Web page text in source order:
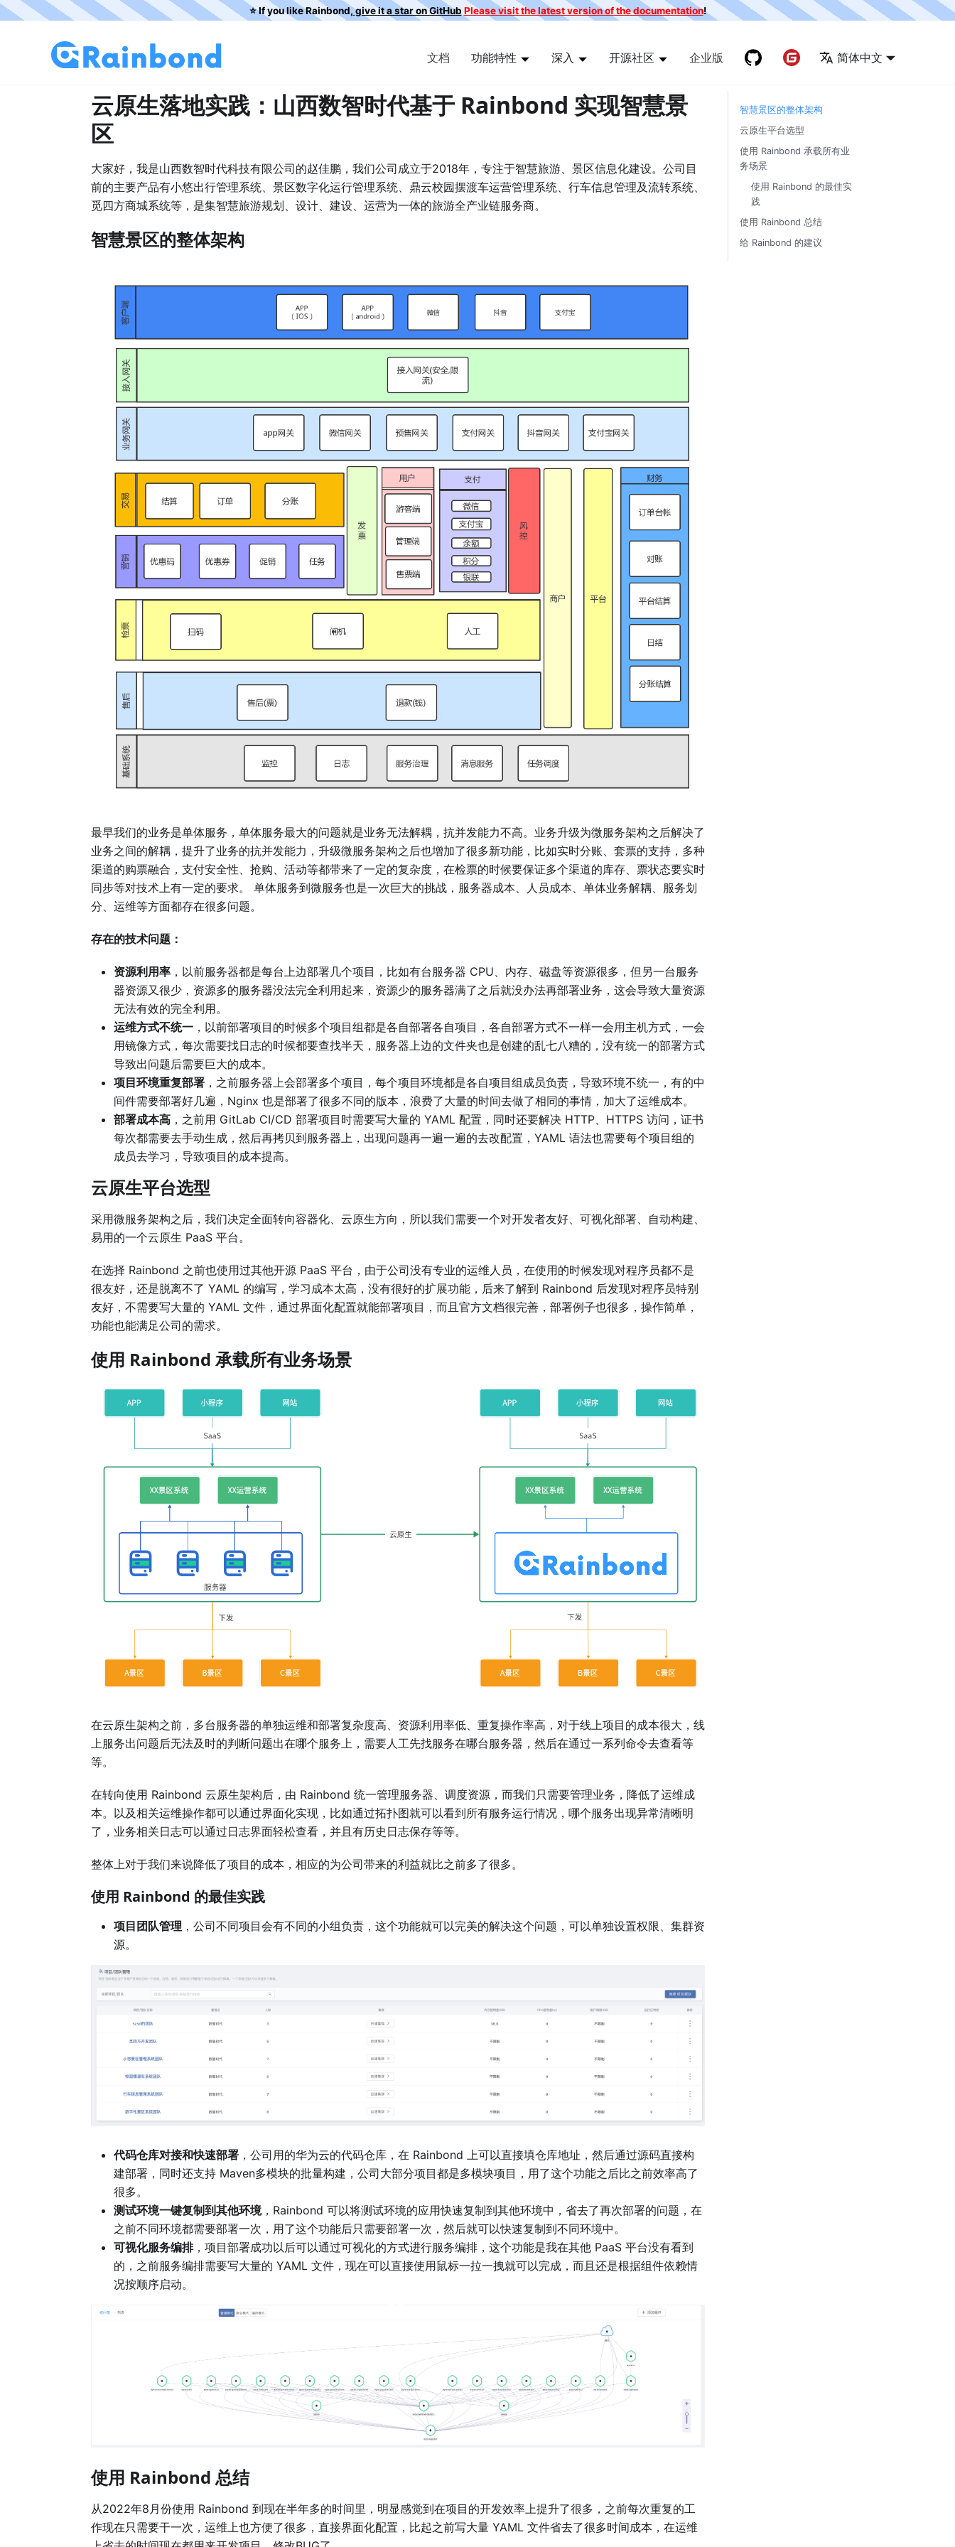
⭐️ If you like Rainbond,give it a star on GitHub Please visit the latest version of the documentation!
文档 功能特性 深入 开源社区 企业版 简体中文
云原生落地实践：山西数智时代基于 Rainbond 实现智慧景
区
大家好，我是山西数智时代科技有限公司的赵佳鹏，我们公司成立于2018年，专注于智慧旅游、景区信息化建设。公司目
前的主要产品有小悠出行管理系统、景区数字化运行管理系统、鼎云校园摆渡车运营管理系统、行车信息管理及流转系统、
觅四方商城系统等，是集智慧旅游规划、设计、建设、运营为一体的旅游全产业链服务商。
智慧景区的整体架构
最早我们的业务是单体服务，单体服务最大的问题就是业务无法解耦，抗并发能力不高。业务升级为微服务架构之后解决了
业务之间的解耦，提升了业务的抗并发能力，升级微服务架构之后也增加了很多新功能，比如实时分账、套票的支持，多种
渠道的购票融合，支付安全性、抢购、活动等都带来了一定的复杂度，在检票的时候要保证多个渠道的库存、票状态要实时
同步等对技术上有一定的要求。 单体服务到微服务也是一次巨大的挑战，服务器成本、人员成本、单体业务解耦、服务划
分、运维等方面都存在很多问题。
存在的技术问题：
资源利用率 ，以前服务器都是每台上边部署几个项目，比如有台服务器 CPU、内存、磁盘等资源很多，但另一台服务
器资源又很少，资源多的服务器没法完全利用起来，资源少的服务器满了之后就没办法再部署业务，这会导致大量资源
无法有效的完全利用。
运维方式不统一 ，以前部署项目的时候多个项目组都是各自部署各自项目，各自部署方式不一样一会用主机方式，一会
用镜像方式，每次需要找日志的时候都要查找半天，服务器上边的文件夹也是创建的乱七八糟的，没有统一的部署方式
导致出问题后需要巨大的成本。
项目环境重复部署 ，之前服务器上会部署多个项目，每个项目环境都是各自项目组成员负责，导致环境不统一，有的中
间件需要部署好几遍，Nginx 也是部署了很多不同的版本，浪费了大量的时间去做了相同的事情，加大了运维成本。
部署成本高 ，之前用 GitLab CI/CD 部署项目时需要写大量的 YAML 配置，同时还要解决 HTTP、HTTPS 访问，证书
每次都需要去手动生成，然后再拷贝到服务器上，出现问题再一遍一遍的去改配置，YAML 语法也需要每个项目组的
成员去学习，导致项目的成本提高。
云原生平台选型
采用微服务架构之后，我们决定全面转向容器化、云原生方向，所以我们需要一个对开发者友好、可视化部署、自动构建、
易用的一个云原生 PaaS 平台。
在选择 Rainbond 之前也使用过其他开源 PaaS 平台，由于公司没有专业的运维人员，在使用的时候发现对程序员都不是
很友好，还是脱离不了 YAML 的编写，学习成本太高，没有很好的扩展功能，后来了解到 Rainbond 后发现对程序员特别
友好，不需要写大量的 YAML 文件，通过界面化配置就能部署项目，而且官方文档很完善，部署例子也很多，操作简单，
功能也能满足公司的需求。
使用 Rainbond 承载所有业务场景
在云原生架构之前，多台服务器的单独运维和部署复杂度高、资源利用率低、重复操作率高，对于线上项目的成本很大，线
上服务出问题后无法及时的判断问题出在哪个服务上，需要人工先找服务在哪台服务器，然后在通过一系列命令去查看等
等。
在转向使用 Rainbond 云原生架构后，由 Rainbond 统一管理服务器、调度资源，而我们只需要管理业务，降低了运维成
本。以及相关运维操作都可以通过界面化实现，比如通过拓扑图就可以看到所有服务运行情况，哪个服务出现异常清晰明
了，业务相关日志可以通过日志界面轻松查看，并且有历史日志保存等等。
整体上对于我们来说降低了项目的成本，相应的为公司带来的利益就比之前多了很多。
使用 Rainbond 的最佳实践
项目团队管理 ，公司不同项目会有不同的小组负责，这个功能就可以完美的解决这个问题，可以单独设置权限、集群资
源。
代码仓库对接和快速部署 ，公司用的华为云的代码仓库，在 Rainbond 上可以直接填仓库地址，然后通过源码直接构
建部署，同时还支持 Maven多模块的批量构建，公司大部分项目都是多模块项目，用了这个功能之后比之前效率高了
很多。
测试环境一键复制到其他环境，Rainbond 可以将测试环境的应用快速复制到其他环境中，省去了再次部署的问题，在
之前不同环境都需要部署一次，用了这个功能后只需要部署一次，然后就可以快速复制到不同环境中。
可视化服务编排，项目部署成功以后可以通过可视化的方式进行服务编排，这个功能是我在其他 PaaS 平台没有看到
的，之前服务编排需要写大量的 YAML 文件，现在可以直接使用鼠标一拉一拽就可以完成，而且还是根据组件依赖情
况按顺序启动。
使用 Rainbond 总结
从2022年8月份使用 Rainbond 到现在半年多的时间里，明显感觉到在项目的开发效率上提升了很多，之前每次重复的工
作现在只需要干一次，运维上也方便了很多，直接界面化配置，比起之前写大量 YAML 文件省去了很多时间成本，在运维
智慧景区的整体架构
云原生平台选型
使用 Rainbond 承载所有业
务场景
使用 Rainbond 的最佳实
践
使用 Rainbond 总结
给 Rainbond 的建议